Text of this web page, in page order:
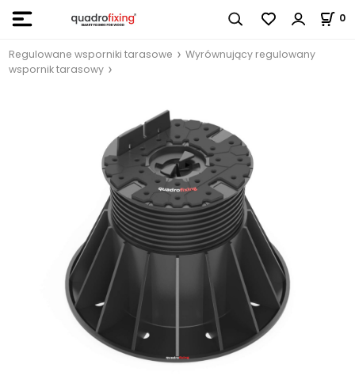
0
Regulowane wsporniki tarasowe
Wyrównujący regulowany
wspornik tarasowy